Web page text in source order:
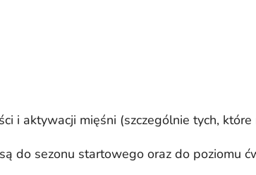
i aktywacji mięśni (szczególnie tych,
do sezonu startowego oraz do poziomu